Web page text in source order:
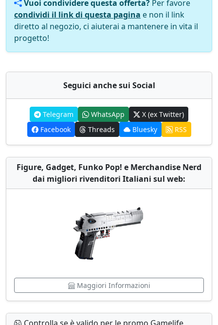
Vuoi condividere questa offerta? Per favore
condividi il link di questa pagina e non il link
diretto al negozio, ci aiuterai a mantenere in vita il
progetto!
Seguici anche sui Social
Telegram WhatsApp
X (ex Twitter)
Facebook
Threads Bluesky RSS
Figure, Gadget, Funko Pop! e Merchandise Nerd
dai migliori rivenditori Italiani sul web:
Maggiori Informazioni